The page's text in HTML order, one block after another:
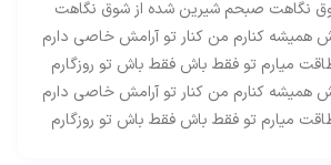
نگاهت صبحم شیرین شده از شوق نگاهت
همیشه کنارم من کنار تو آرامش خاصی دارم
میارم تو فقط باش فقط باش تو روزگارم
همیشه کنارم من کنار تو آرامش خاصی دارم
میارم تو فقط باش فقط باش تو روزگارم